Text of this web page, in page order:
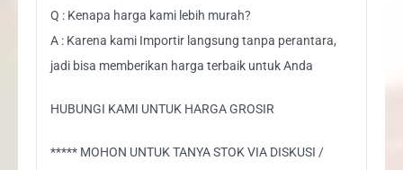
Q : Kenapa harga kami lebih murah?
A : Karena kami Importir langsung tanpa perantara,
jadi bisa memberikan harga terbaik untuk Anda
HUBUNGI KAMI UNTUK HARGA GROSIR
***** MOHON UNTUK TANYA STOK VIA DISKUSI /